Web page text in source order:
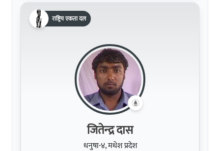
राष्ट्रिय एकता दल
जितेन्‍द्र दास
धनुषा-४, मधेश प्रदेश